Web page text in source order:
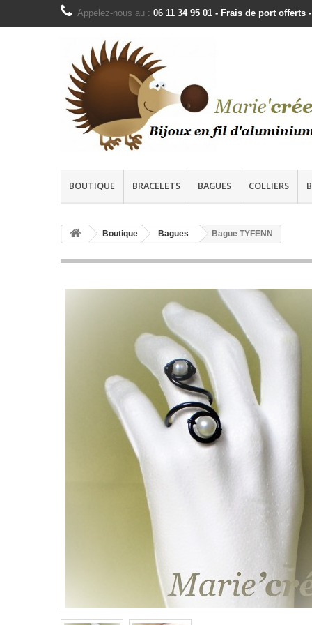
Appelez-nous au : 06 11 34 95 01 - Frais de port
BOUTIQUE BRACELETS BAGUES COLLIERS
Boutique Bagues Bague TYFENN